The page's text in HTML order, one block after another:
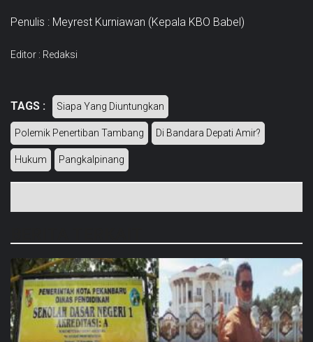
Penulis : Meyrest Kurniawan (Kepala KBO Babel)
Editor : Redaksi
TAGS : Siapa Yang Diuntungkan
Polemik Penertiban Tambang Di Bandara Depati Amir?
Hukum Pangkalpinang